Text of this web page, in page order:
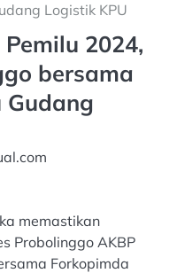
Logistik KPU
2024,
bersama
memastikan
Probolinggo AKBP
Forkopimda